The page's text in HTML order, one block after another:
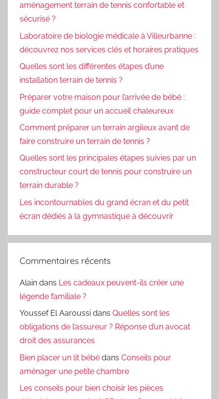
aménagement terrain de tennis confortable et
sécurisé ?
Laboratoire de biologie médicale à Villeurbanne :
découvrez nos services clés et horaires pratiques
Quelles sont les différentes étapes d’une
installation terrain de tennis ?
Préparer votre maison pour l’arrivée de bébé :
guide complet pour un accueil chaleureux
Comment préparer un terrain argileux avant de
faire construire un terrain de tennis ?
Quelles sont les principales étapes suivies par un
constructeur court de tennis pour construire un
terrain durable ?
Les incontournables du grand écran et du petit
écran dédiés à la gymnastique à découvrir
Commentaires récents
Alain dans Les cadeaux peuvent-ils créer une
légende familiale ?
Youssef El Aaroussi dans Quelles sont les
obligations de l’assureur ? Réponse d’un avocat
droit des assurances
Bien placer un lit bébé dans Conseils pour
aménager une petite chambre
Les conseils pour bien choisir les pièces